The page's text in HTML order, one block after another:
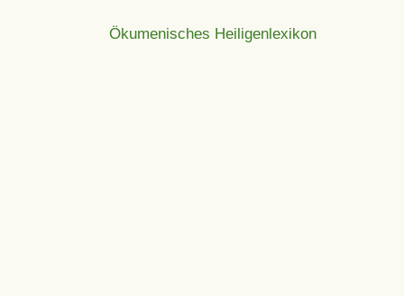
Ökumenisches Heiligenlexikon